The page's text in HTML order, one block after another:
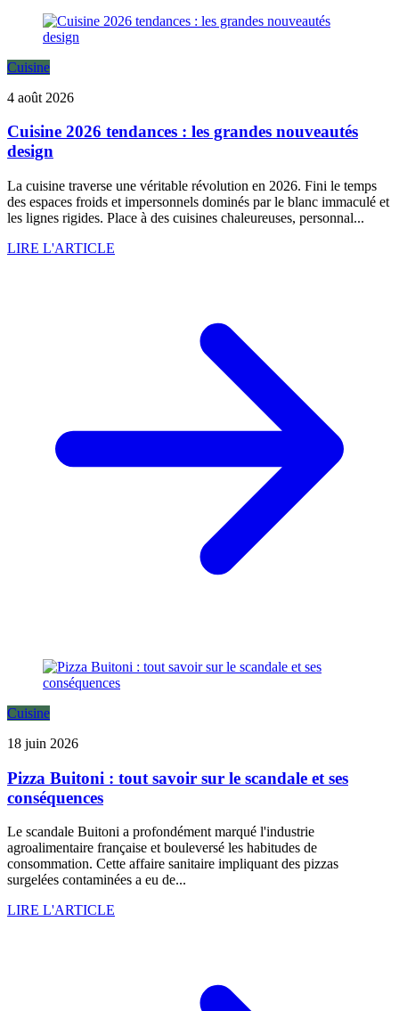
Cuisine
4 août 2026
Cuisine 2026 tendances : les grandes nouveautés
design
La cuisine traverse une véritable révolution en 2026. Fini le temps
des espaces froids et impersonnels dominés par le blanc immaculé et
les lignes rigides. Place à des cuisines chaleureuses, personnal...
LIRE L'ARTICLE
Cuisine
18 juin 2026
Pizza Buitoni : tout savoir sur le scandale et ses
conséquences
Le scandale Buitoni a profondément marqué l'industrie
agroalimentaire française et bouleversé les habitudes de
consommation. Cette affaire sanitaire impliquant des pizzas
surgelées contaminées a eu de...
LIRE L'ARTICLE